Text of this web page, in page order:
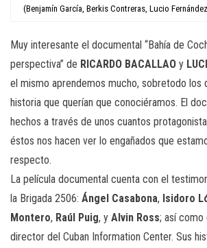
(Benjamín García, Berkis Contreras, Lucio
Muy interesante el documental “Bahía de
perspectiva” de RICARDO BACALLAO y
el mismo aprendemos mucho, sobretodo los
historia que querían que conociéramos. El
hechos a través de unos cuantos
éstos nos hacen ver lo engañados que
respecto.
La película documental cuenta con el
la Brigada 2506: Ángel Casabona, Isidoro
Montero, Raúl Puig, y Alvin Ross; así como
director del Cuban Information Center. Sus